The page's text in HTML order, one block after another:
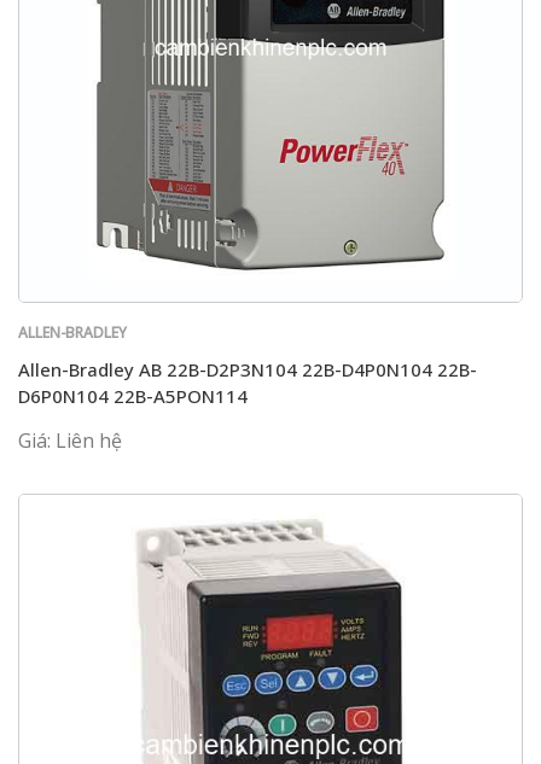
ALLEN-BRADLEY
Allen-Bradley AB 22B-D2P3N104 22B-D4P0N104 22B-
D6P0N104 22B-A5PON114
Giá: Liên hệ